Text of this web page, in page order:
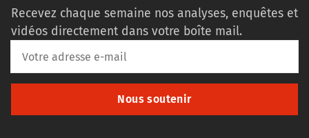
Recevez chaque semaine nos analyses, enquêtes et
vidéos directement dans votre boîte mail.
Nous soutenir